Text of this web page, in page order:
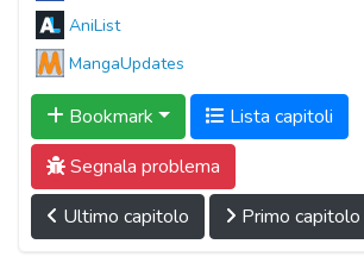
AniList
MangaUpdates
Bookmark
Lista capitoli
Segnala problema
Ultimo capitolo
Primo capitolo